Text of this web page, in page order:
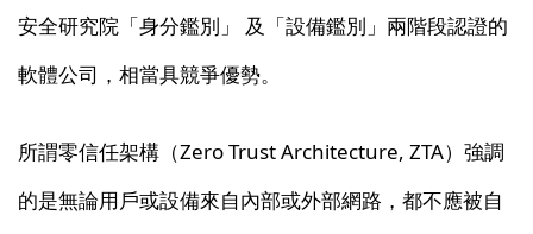
安全研究院「身分鑑別」 及「設備鑑別」兩階段認證的
軟體公司，相當具競爭優勢。
所謂零信任架構（Zero Trust Architecture, ZTA）強調
的是無論用戶或設備來自內部或外部網路，都不應被自